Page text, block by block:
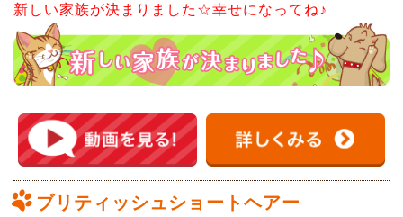
新しい家族が決まりました☆幸せになってね♪
ブリティッシュショートヘアー